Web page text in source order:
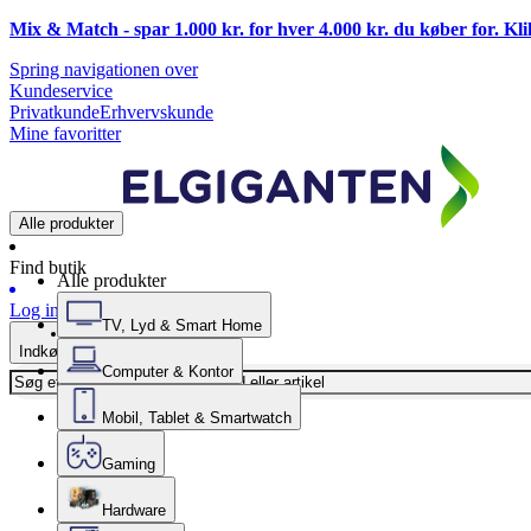
Mix & Match - spar 1.000 kr. for hver 4.000 kr. du køber for.
Spring navigationen over
Kundeservice
PrivatkundeErhvervskunde
Mine favoritter
Alle produkter
Find butik
Log ind
Indkøbskurv
Alle produkter
TV, Lyd & Smart Home
Computer & Kontor
Mobil, Tablet & Smartwatch
Gaming
Hardware